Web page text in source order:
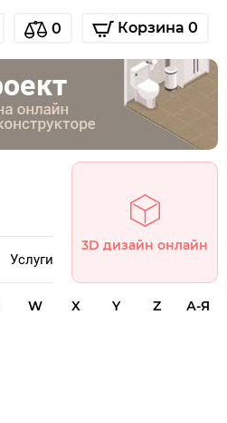
0 Корзина 0
Услуги
3D дизайн онлайн
W X Y Z А-Я